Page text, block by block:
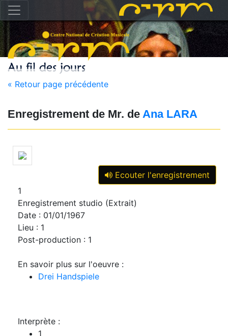
« Retour page précédente
Enregistrement de Mr. de Ana LARA
Ecouter l'enregistrement
1
Enregistrement studio (Extrait)
Date : 01/01/1967
Lieu : 1
Post-production : 1
En savoir plus sur l'oeuvre :
Drei Handspiele
Interprète :
1